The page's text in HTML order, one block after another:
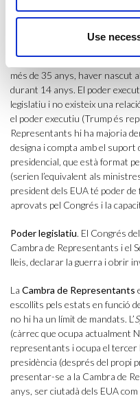
Use
. El president
mateix temps, cap de govern,
forces armades. Per
més de 35 anys, haver nascut
durant 14 anys. El poder
legislatiu i no existeix una
el poder executiu (Trump és
Representants hi ha majoria
designa i compta amb el suport
presidencial, que està format
(serien l’equivalent als
president dels EUA té poder
aprovats pel Congrés i la
Poder legislatiu. El Congrés
Cambra de Representants i el
lleis, declarar la guerra i obrir
La Cambra de Representants
escollits pels estats en funció
no hi ha un límit de mandats. L’
(càrrec que ocupa actualment
representants i ocupa el tercer
presidència (després del propi
presentar-se a la Cambra de
anys, ser ciutadà dels EUA